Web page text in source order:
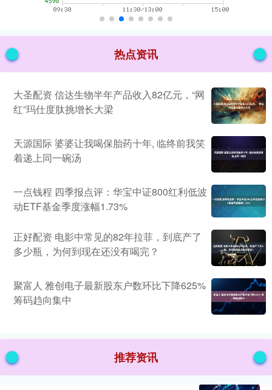
热点资讯
大圣配资 信达生物半年产品收入82亿元，“网
红”玛仕度肽挑增长大梁
天源国际 婆婆让我喝保胎药十年, 临终前我笑
着递上同一碗汤
一点钱程 四季报点评：华宝中证800红利低波
动ETF基金季度涨幅1.73%
正好配资 电影中常见的82年拉菲，到底产了
多少瓶，为何到现在还没有喝完？
聚富人 雅创电子最新股东户数环比下降625%
筹码趋向集中
推荐资讯